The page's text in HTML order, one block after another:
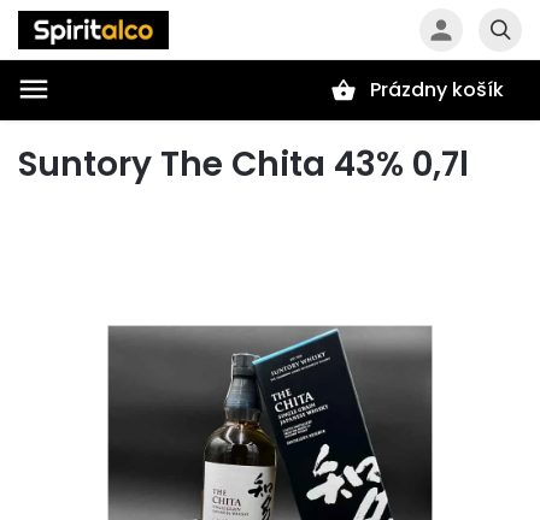
Prázdny košík
Suntory The Chita 43% 0,7l